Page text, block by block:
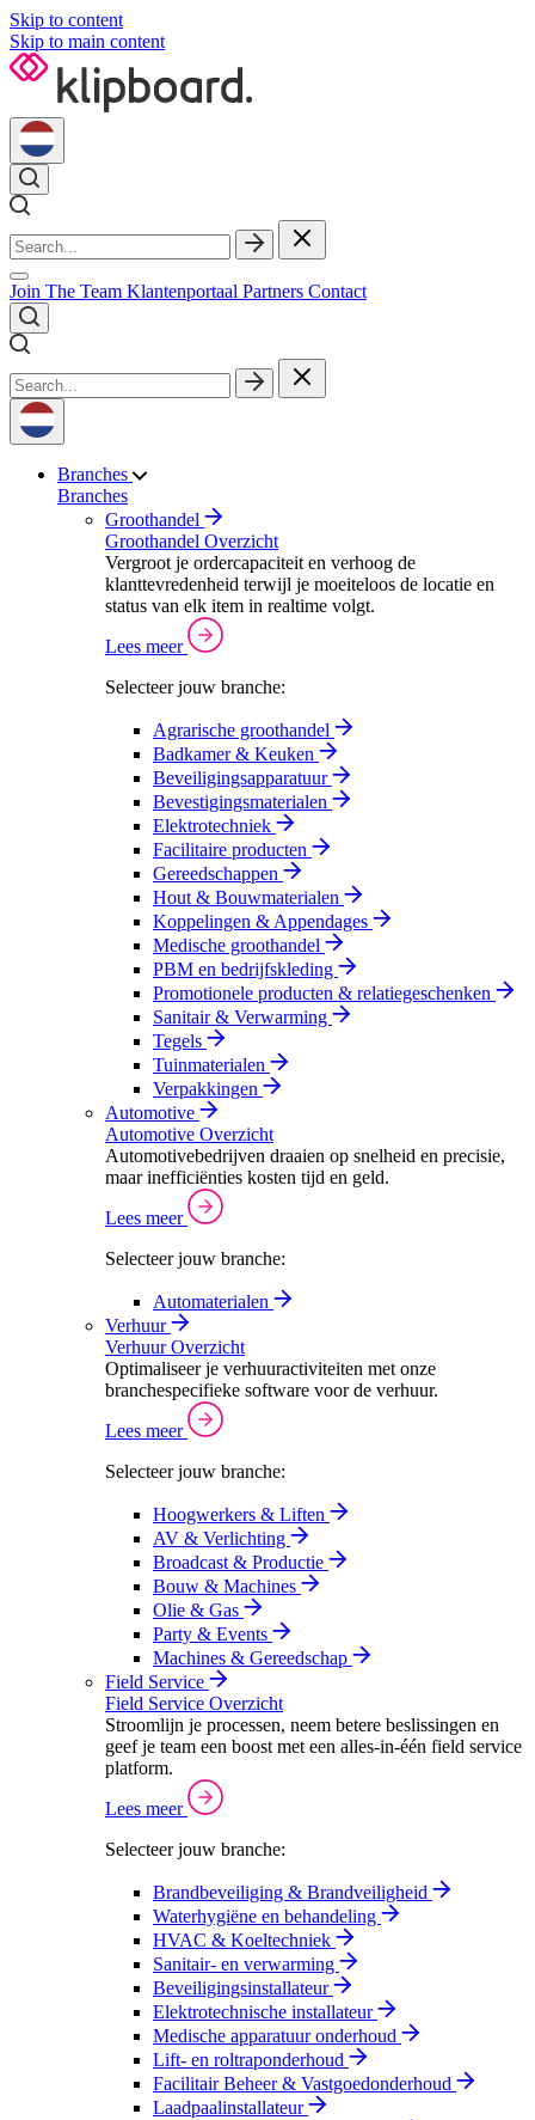
Skip to content
Skip to main content
Join The Team Klantenportaal Partners Contact
Branches
Branches
Groothandel
Groothandel Overzicht
Vergroot je ordercapaciteit en verhoog de
klanttevredenheid terwijl je moeiteloos de locatie en
status van elk item in realtime volgt.
Lees meer
Selecteer jouw branche:
Agrarische groothandel
Badkamer & Keuken
Beveiligingsapparatuur
Bevestigingsmaterialen
Elektrotechniek
Facilitaire producten
Gereedschappen
Hout & Bouwmaterialen
Koppelingen & Appendages
Medische groothandel
PBM en bedrijfskleding
Promotionele producten & relatiegeschenken
Sanitair & Verwarming
Tegels
Tuinmaterialen
Verpakkingen
Automotive
Automotive Overzicht
Automotivebedrijven draaien op snelheid en precisie,
maar inefficiënties kosten tijd en geld.
Lees meer
Selecteer jouw branche:
Automaterialen
Verhuur
Verhuur Overzicht
Optimaliseer je verhuuractiviteiten met onze
branchespecifieke software voor de verhuur.
Lees meer
Selecteer jouw branche:
Hoogwerkers & Liften
AV & Verlichting
Broadcast & Productie
Bouw & Machines
Olie & Gas
Party & Events
Machines & Gereedschap
Field Service
Field Service Overzicht
Stroomlijn je processen, neem betere beslissingen en
geef je team een boost met een alles-in-één field service
platform.
Lees meer
Selecteer jouw branche:
Brandbeveiliging & Brandveiligheid
Waterhygiëne en behandeling
HVAC & Koeltechniek
Sanitair- en verwarming
Beveiligingsinstallateur
Elektrotechnische installateur
Medische apparatuur onderhoud
Lift- en roltraponderhoud
Facilitair Beheer & Vastgoedonderhoud
Laadpaalinstallateur